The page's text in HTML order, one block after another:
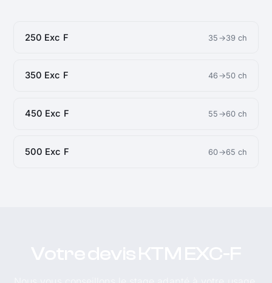
250 Exc F 35→39 ch
350 Exc F 46→50 ch
450 Exc F 55→60 ch
500 Exc F 60→65 ch